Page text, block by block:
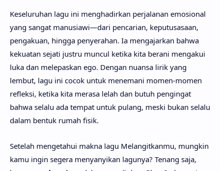
Keseluruhan lagu ini menghadirkan perjalanan emosional
yang sangat manusiawi—dari pencarian, keputusasaan,
pengakuan, hingga penyerahan. Ia mengajarkan bahwa
kekuatan sejati justru muncul ketika kita berani mengakui
luka dan melepaskan ego. Dengan nuansa lirik yang
lembut, lagu ini cocok untuk menemani momen-momen
refleksi, ketika kita merasa lelah dan butuh pengingat
bahwa selalu ada tempat untuk pulang, meski bukan selalu
dalam bentuk rumah fisik.
Setelah mengetahui makna lagu Melangitkanmu, mungkin
kamu ingin segera menyanyikan lagunya? Tenang saja,